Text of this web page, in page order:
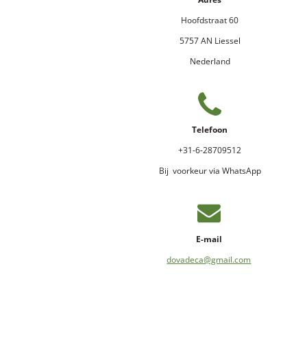
Hoofdstraat 60
5757 AN Liessel
Nederland
Telefoon
+31-6-28709512
Bij voorkeur via WhatsApp
E-mail
dovadeca@gmail.com